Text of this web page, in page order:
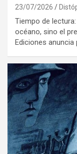
23/07/2026
Tiempo de
océano, sino el
Ediciones anuncia